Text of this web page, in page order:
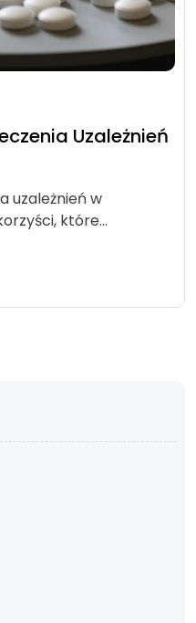
Uzależnień
uzależnień w
które…